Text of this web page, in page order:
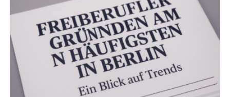
Antworten von 1.440 selbstständigen
Versicherungsvertreter*innen und -makler*innen. Ein
Ergebnis: Deutlich mehr als die Hälfte der Befragten ist
über 50 Jahre alt und wird in den nächsten Jahren eine
Nachfolgeregelung benötigen. Aber nur ein Drittel hat
bereits Regelungen…